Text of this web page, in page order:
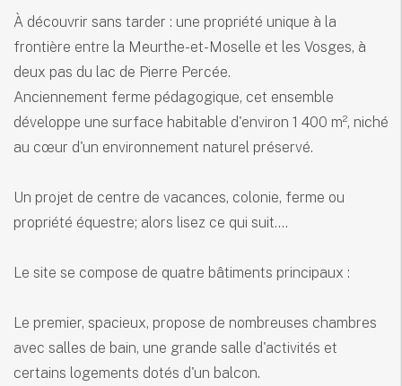
À découvrir sans tarder : une propriété unique à la
frontière entre la Meurthe-et-Moselle et les Vosges, à
deux pas du lac de Pierre Percée.
Anciennement ferme pédagogique, cet ensemble
développe une surface habitable d'environ 1 400 m², niché
au cœur d'un environnement naturel préservé.
Un projet de centre de vacances, colonie, ferme ou
propriété équestre; alors lisez ce qui suit....
Le site se compose de quatre bâtiments principaux :
Le premier, spacieux, propose de nombreuses chambres
avec salles de bain, une grande salle d'activités et
certains logements dotés d'un balcon.